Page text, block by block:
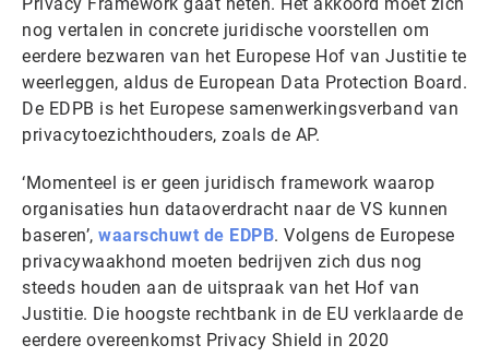
nog vertalen in concrete juridische voorstellen om
eerdere bezwaren van het Europese Hof van Justitie te
weerleggen, aldus de European Data Protection Board.
De EDPB is het Europese samenwerkingsverband van
privacytoezichthouders, zoals de AP.
‘Momenteel is er geen juridisch framework waarop
organisaties hun dataoverdracht naar de VS kunnen
baseren’, waarschuwt de EDPB. Volgens de Europese
privacywaakhond moeten bedrijven zich dus nog
steeds houden aan de uitspraak van het Hof van
Justitie. Die hoogste rechtbank in de EU verklaarde de
eerdere overeenkomst Privacy Shield in 2020